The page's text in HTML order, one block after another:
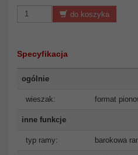
do koszyka
Specyfikacja
ogólnie
wieszak: format
inne funkcje
typ ramy: barokowa